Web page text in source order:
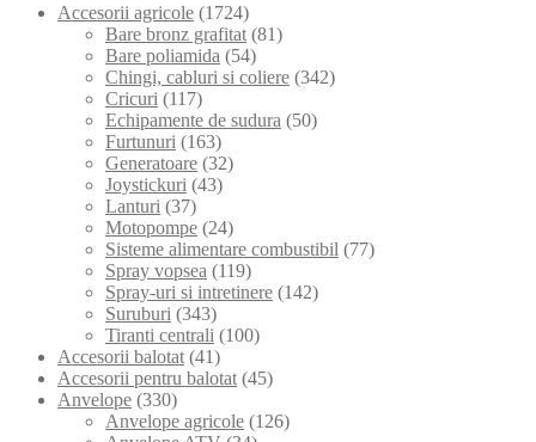
Accesorii agricole (1724)
Bare bronz grafitat (81)
Bare poliamida (54)
Chingi, cabluri si coliere (342)
Cricuri (117)
Echipamente de sudura (50)
Furtunuri (163)
Generatoare (32)
Joystickuri (43)
Lanturi (37)
Motopompe (24)
Sisteme alimentare combustibil (77)
Spray vopsea (119)
Spray-uri si intretinere (142)
Suruburi (343)
Tiranti centrali (100)
Accesorii balotat (41)
Accesorii pentru balotat (45)
Anvelope (330)
Anvelope agricole (126)